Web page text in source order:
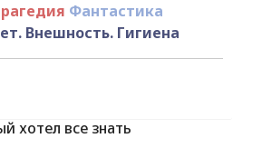
Фантастика
Внешность. Гигиена
хотел все знать